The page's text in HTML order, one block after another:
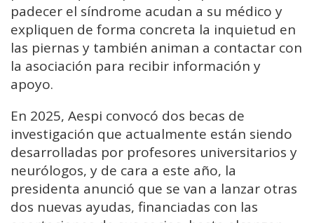
padecer el síndrome acudan a su médico y
expliquen de forma concreta la inquietud en
las piernas y también animan a contactar con
la asociación para recibir información y
apoyo.
En 2025, Aespi convocó dos becas de
investigación que actualmente están siendo
desarrolladas por profesores universitarios y
neurólogos, y de cara a este año, la
presidenta anunció que se van a lanzar otras
dos nuevas ayudas, financiadas con las